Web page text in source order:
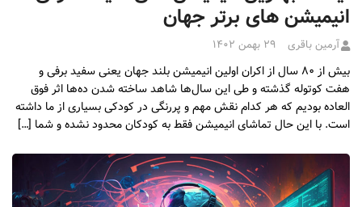
انیمیشن های برتر جهان
آرمین باقری ۲۹ بهمن ۱۴۰۲
بیش از ۸۰ سال از اکران اولین انیمیشن بلند جهان یعنی سفید برفی و
هفت کوتوله گذشته و طی این سال‌ها شاهد ساخته شدن ده‌ها اثر فوق
العاده بودیم که هر کدام نقش مهم و پررنگی در کودکی بسیاری از ما داشته
است. با این حال تماشای انیمیشن فقط به کودکان محدود نشده و شما […]